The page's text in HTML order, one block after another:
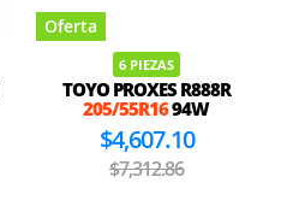
Oferta
6 PIEZAS
TOYO PROXES R888R
205/55R1694W
$4,607.10
$7,312.86